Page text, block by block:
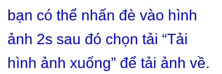
bạn có thể nhấn đè vào hình
ảnh 2s sau đó chọn tải “Tải
hình ảnh xuống” để tải ảnh về.